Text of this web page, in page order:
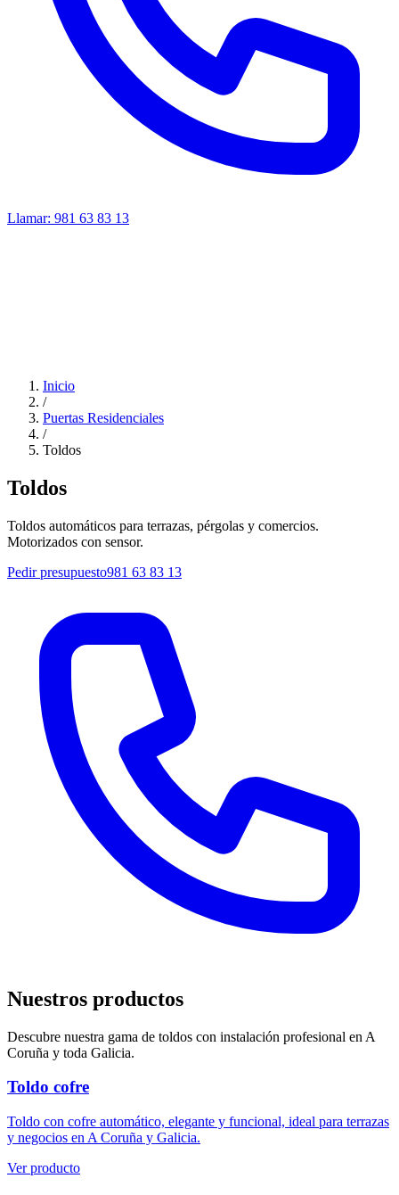
Llamar: 981 63 83 13
Inicio
/
Puertas Residenciales
/
Toldos
Toldos
Toldos automáticos para terrazas, pérgolas y comercios.
Motorizados con sensor.
Pedir presupuesto981 63 83 13
Nuestros productos
Descubre nuestra gama de toldos con instalación profesional en A
Coruña y toda Galicia.
Toldo cofre
Toldo con cofre automático, elegante y funcional, ideal para terrazas
y negocios en A Coruña y Galicia.
Ver producto